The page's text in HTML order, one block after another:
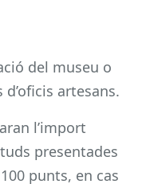
del museu o
artesans.
l’import
presentades
punts, en cas